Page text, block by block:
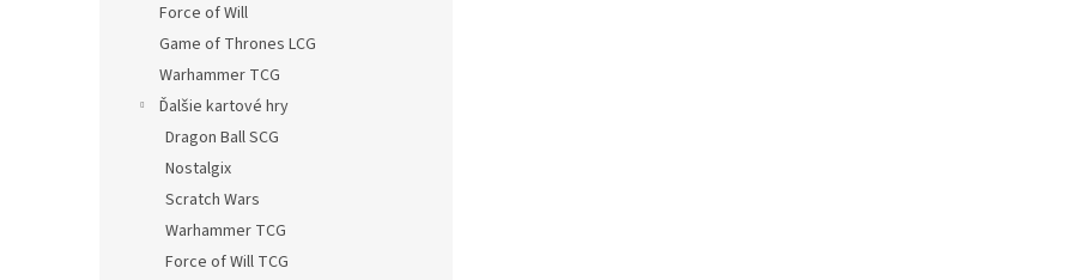
Force of Will
Game of Thrones LCG
Warhammer TCG
Ďalšie kartové hry
Dragon Ball SCG
Nostalgix
Scratch Wars
Warhammer TCG
Force of Will TCG